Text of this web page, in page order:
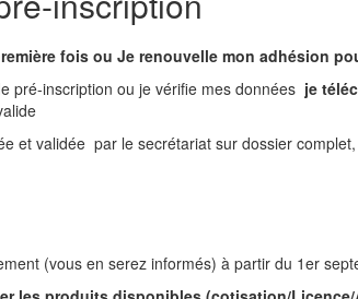
fois ou Je renouvelle mon adhésion
pré-inscription ou je vérifie mes données je
et validée par le secrétariat sur dossier
(vous en serez informés) à partir du 1er